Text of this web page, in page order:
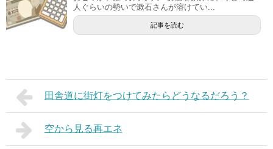
人ぐらいの勢いで漱石さんが溶けてい...
記事を読む
田舎道に街灯をつけてみたらどうなるだろう？
空から見る再エネ